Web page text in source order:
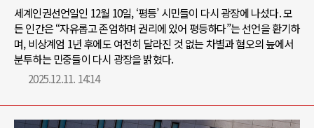
세계인권선언일인 12월 10일, ‘평등’ 시민들이 다시 광장에 나섰다. 모
든 인간은 “자유롭고 존엄하며 권리에 있어 평등하다”는 선언을 환기하
며, 비상계엄 1년 후에도 여전히 달라진 것 없는 차별과 혐오의 늪에서
분투하는 민중들이 다시 광장을 밝혔다.
2025.12.11. 14:14